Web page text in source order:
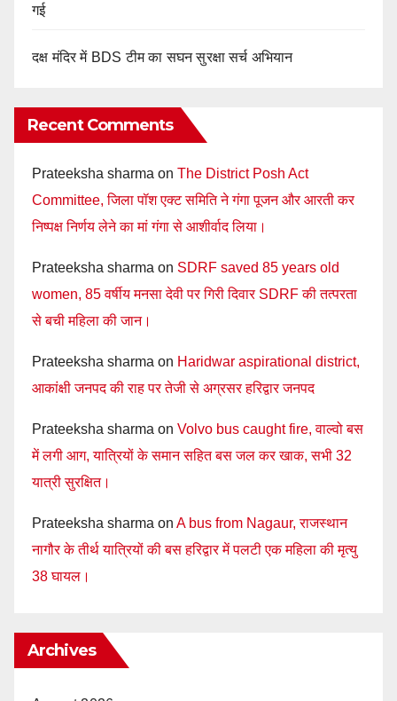
गई
दक्ष मंदिर में BDS टीम का सघन सुरक्षा सर्च अभियान
Recent Comments
Prateeksha sharma on The District Posh Act
Committee, जिला पॉश एक्ट समिति ने गंगा पूजन और आरती कर
निष्पक्ष निर्णय लेने का मां गंगा से आशीर्वाद लिया।
Prateeksha sharma on SDRF saved 85 years old
women, 85 वर्षीय मनसा देवी पर गिरी दिवार SDRF की तत्परता
से बची महिला की जान।
Prateeksha sharma on Haridwar aspirational district,
आकांक्षी जनपद की राह पर तेजी से अग्रसर हरिद्वार जनपद
Prateeksha sharma on Volvo bus caught fire, वाल्वो बस
में लगी आग, यात्रियों के समान सहित बस जल कर खाक, सभी 32
यात्री सुरक्षित।
Prateeksha sharma on A bus from Nagaur, राजस्थान
नागौर के तीर्थ यात्रियों की बस हरिद्वार में पलटी एक महिला की मृत्यु
38 घायल।
Archives